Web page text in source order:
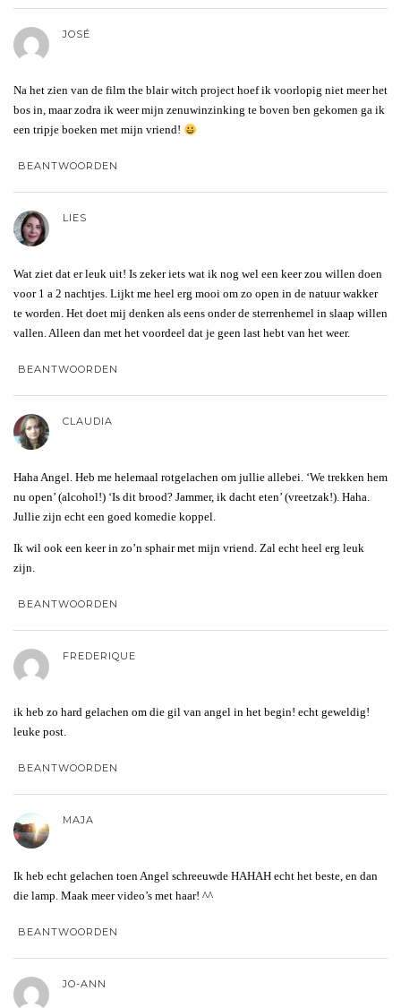
JOSÉ
Na het zien van de film the blair witch project hoef ik voorlopig niet meer het
bos in, maar zodra ik weer mijn zenuwinzinking te boven ben gekomen ga ik
een tripje boeken met mijn vriend!
BEANTWOORDEN
LIES
Wat ziet dat er leuk uit! Is zeker iets wat ik nog wel een keer zou willen doen
voor 1 a 2 nachtjes. Lijkt me heel erg mooi om zo open in de natuur wakker
te worden. Het doet mij denken als eens onder de sterrenhemel in slaap willen
vallen. Alleen dan met het voordeel dat je geen last hebt van het weer.
BEANTWOORDEN
CLAUDIA
Haha Angel. Heb me helemaal rotgelachen om jullie allebei. ‘We trekken hem
nu open’ (alcohol!) ‘Is dit brood? Jammer, ik dacht eten’ (vreetzak!). Haha.
Jullie zijn echt een goed komedie koppel.
Ik wil ook een keer in zo’n sphair met mijn vriend. Zal echt heel erg leuk
zijn.
BEANTWOORDEN
FREDERIQUE
ik heb zo hard gelachen om die gil van angel in het begin! echt geweldig!
leuke post.
BEANTWOORDEN
MAJA
Ik heb echt gelachen toen Angel schreeuwde HAHAH echt het beste, en dan
die lamp. Maak meer video’s met haar! ^^
BEANTWOORDEN
JO-ANN